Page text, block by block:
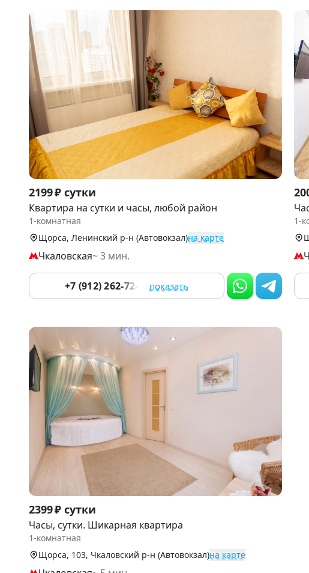
Item
1
of
2199 ₽ сутки
Квартира на сутки и часы, любой район
1-комнатная
Щорса, Ленинский р-н (Автовокзал)на карте
Чкаловская~ 3 мин.
+7 (912) 262-72-33 показать
1
of
1-
Item
1
of
9
2399 ₽ сутки
Часы, сутки. Шикарная квартира
1-комнатная
Щорса, 103, Чкаловский р-н (Автовокзал)на карте